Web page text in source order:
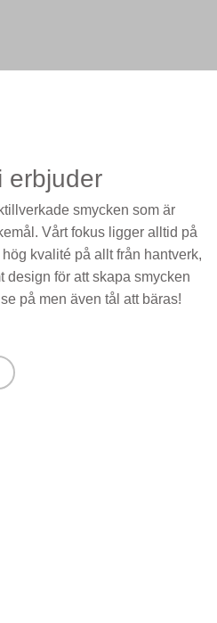
erbjuder
smycken som är
Vårt fokus ligger alltid på
kvalité på allt från hantverk,
design för att skapa smycken
på men även tål att bäras!